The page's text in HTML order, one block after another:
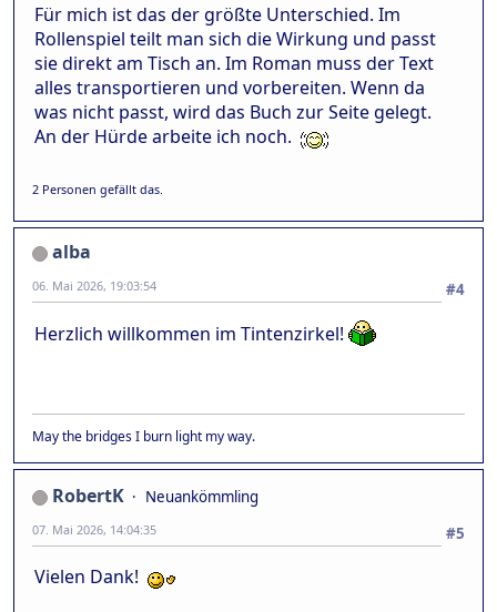
Für mich ist das der größte Unterschied. Im
Rollenspiel teilt man sich die Wirkung und passt
sie direkt am Tisch an. Im Roman muss der Text
alles transportieren und vorbereiten. Wenn da
was nicht passt, wird das Buch zur Seite gelegt.
An der Hürde arbeite ich noch.
2 Personen gefällt das.
alba
#4
06. Mai 2026, 19:03:54
Herzlich willkommen im Tintenzirkel!
May the bridges I burn light my way.
RobertK
Neuankömmling
#5
07. Mai 2026, 14:04:35
Vielen Dank!